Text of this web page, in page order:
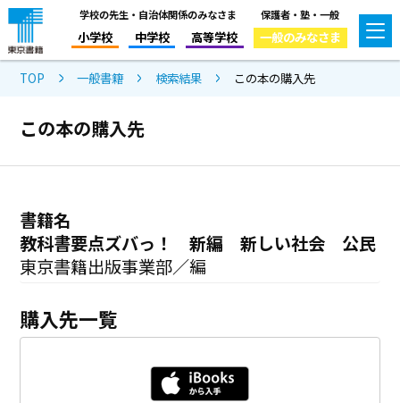
学校の先生・自治体関係のみなさま
小学校 中学校 高等学校
保護者・塾・一般
一般のみなさま
TOP 一般書籍 検索結果 この本の購入先
この本の購入先
書籍名
教科書要点ズバっ！ 新編 新しい社会 公民
東京書籍出版事業部／編
購入先一覧